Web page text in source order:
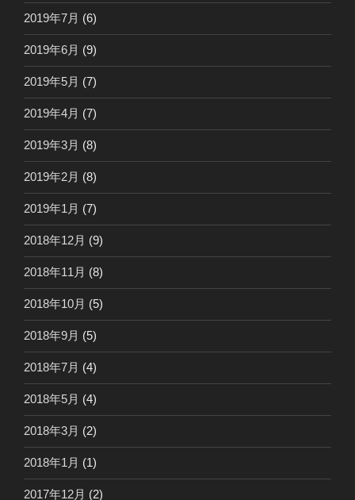
2019年7月 (6)
2019年6月 (9)
2019年5月 (7)
2019年4月 (7)
2019年3月 (8)
2019年2月 (8)
2019年1月 (7)
2018年12月 (9)
2018年11月 (8)
2018年10月 (5)
2018年9月 (5)
2018年7月 (4)
2018年5月 (4)
2018年3月 (2)
2018年1月 (1)
2017年12月 (2)